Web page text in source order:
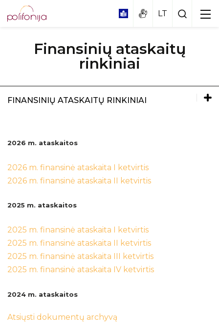
Vestibiulis
„KAIP EŽIUKAS CHORĄ BŪRĖ"
Edukacinis koncertas „PASAULIO TAUTŲ
MUZIKA"
Apie
Programa
Galerija
2021 m.
2022 m.
2024 m.
Finansinių ataskaitų
rinkiniai
FINANSINIŲ ATASKAITŲ RINKINIAI
Biudžeto vykdymo ataskaitų rinkiniai
Viešieji pirkimai
Vidaus kontrolės dokumentai
Tvarkos
Planavimo dokumentai
2026 m. ataskaitos
2026 m. finansinė ataskaita I ketvirtis
2026 m. finansinė ataskaita II ketvirtis
2025 m. ataskaitos
2025 m. finansinė ataskaita I ketvirtis
2025 m. finansinė ataskaita II ketvirtis
2025 m. finansinė ataskaita III ketvirtis
2025 m. finansinė ataskaita IV ketvirtis
2024 m. ataskaitos
Atsiųsti dokumentų archyvą